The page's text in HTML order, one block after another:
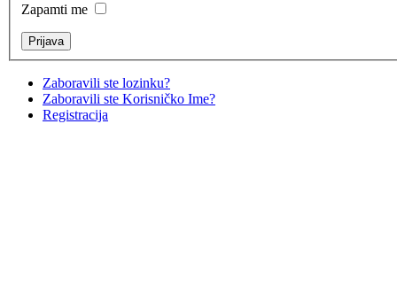
Zapamti me
Zaboravili ste lozinku?
Zaboravili ste Korisničko Ime?
Registracija